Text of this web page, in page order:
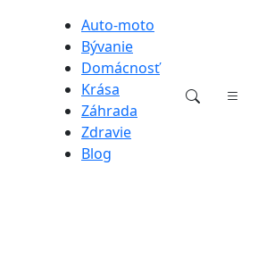
Auto-moto
Bývanie
Domácnosť
Krása
Záhrada
Zdravie
Blog